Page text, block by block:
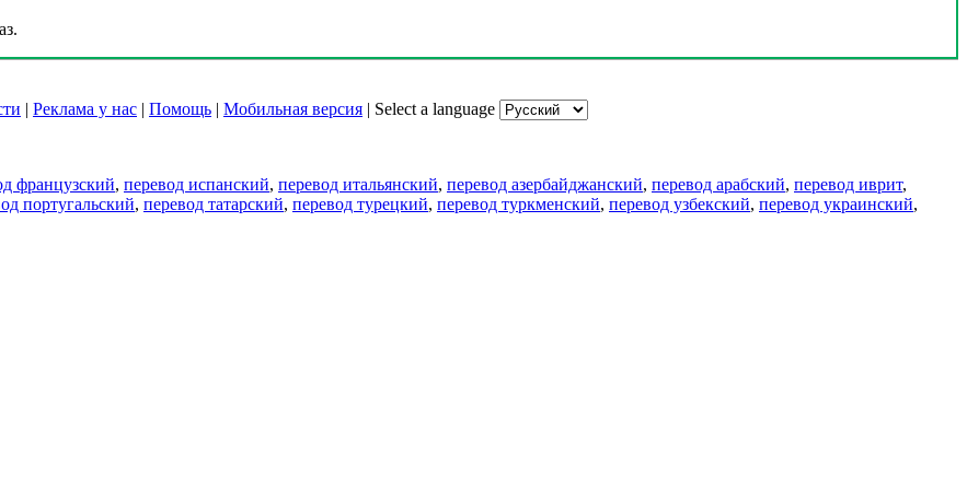
| Реклама у нас | Помощь | Мобильная версия | Select a language
французский, перевод испанский, перевод итальянский, перевод азербайджанский, перевод арабский, перевод иврит,
португальский, перевод татарский, перевод турецкий, перевод туркменский, перевод узбекский, перевод украинский,